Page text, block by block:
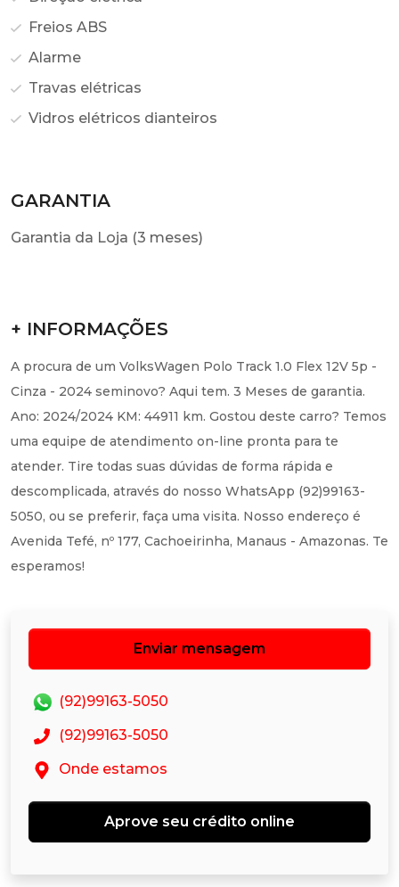
Freios ABS
Alarme
Travas elétricas
Vidros elétricos dianteiros
GARANTIA
Garantia da Loja (3 meses)
+ INFORMAÇÕES
A procura de um VolksWagen Polo Track 1.0 Flex 12V 5p -
Cinza - 2024 seminovo? Aqui tem. 3 Meses de garantia.
Ano: 2024/2024 KM: 44911 km. Gostou deste carro? Temos
uma equipe de atendimento on-line pronta para te
atender. Tire todas suas dúvidas de forma rápida e
descomplicada, através do nosso WhatsApp (92)99163-
5050, ou se preferir, faça uma visita. Nosso endereço é
Avenida Tefé, nº 177, Cachoeirinha, Manaus - Amazonas. Te
esperamos!
Enviar mensagem
(92)99163-5050
(92)99163-5050
Onde estamos
Aprove seu crédito online